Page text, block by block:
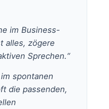
im Business-
alles, zögere
Sprechen.“
spontanen
die passenden,